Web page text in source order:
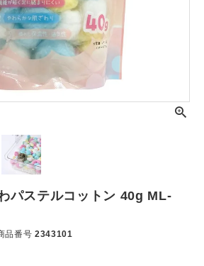
パステルコットン 40g ML-
品番号 2343101